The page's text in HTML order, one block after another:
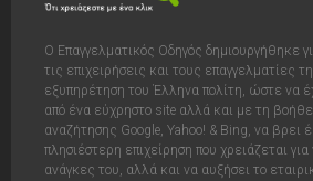
Ο Επαγγελματικός Οδηγός δημιουργήθηκε
τις επιχειρήσεις και τους επαγγελματίες
εξυπηρέτηση του Έλληνα πολίτη, ώστε να
από ένα εύχρηστο site αλλά και με τη
αναζήτησης Google, Yahoo! & Bing, να βρει
πλησιέστερη επιχείρηση που χρειάζεται
ανάγκες του, αλλά και να αυξήσει το